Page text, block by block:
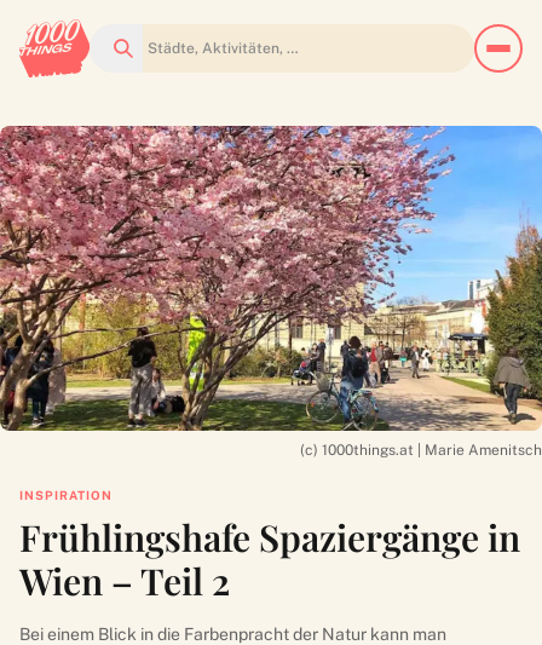
Suchen
(c) 1000things.at | Marie Amenitsch
INSPIRATION
Frühlingshafe Spaziergänge in
Wien – Teil 2
Bei einem Blick in die Farbenpracht der Natur kann man